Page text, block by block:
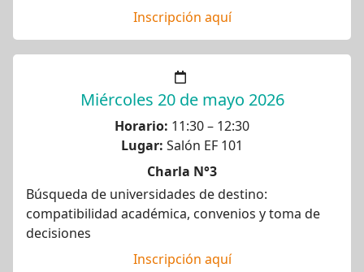
Inscripción aquí
Miércoles 20 de mayo 2026
Horario: 11:30 – 12:30
Lugar: Salón EF 101
Charla N°3
Búsqueda de universidades de destino:
compatibilidad académica, convenios y toma de
decisiones
Inscripción aquí